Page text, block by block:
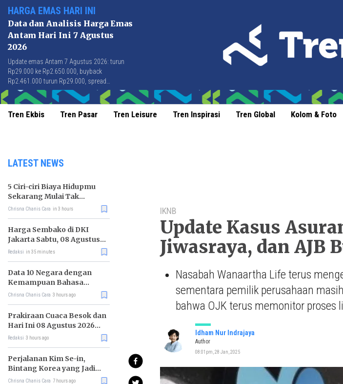
HARGA EMAS HARI INI
Data dan Analisis Harga Emas
Antam Hari Ini 7 Agustus
2026
Update emas Antam 7 Agustus 2026: turun
Rp29.000 ke Rp2.650.000, buyback
Rp2.461.000 turun Rp29.000, spread
Rp189.000 stabil di level terbaik sejak April
2026.
Tren Ekbis Tren Pasar Tren Leisure Tren Inspirasi Tren Global Kolom & Foto
LATEST NEWS
5 Ciri-ciri Biaya Hidupmu
Sekarang Mulai Tak
Terkendali
Chrisna Chanis Cara in 3 hours
Harga Sembako di DKI
Jakarta Sabtu, 08 Agustus
2026, Daging Kambing
Redaksi in 35 minutes
Data 10 Negara dengan
Kemampuan Bahasa
Inggris Terbaik
Chrisna Chanis Cara 3 hours ago
Prakiraan Cuaca Besok dan
Hari Ini 08 Agustus 2026
untuk Wilayah DKI Jakarta
Redaksi 3 hours ago
Perjalanan Kim Se-in,
Bintang Korea yang Jadi
Kurir Makanan
Chrisna Chanis Cara 7 hours ago
IKNB
Update Kasus
Jiwasraya, dan AJB
Nasabah Wanaartha Life terus
sementara pemilik perusahaan
bahwa OJK terus memonitor proses
Idham Nur Indrajaya
Author
08:01pm, 28 Jan, 2025